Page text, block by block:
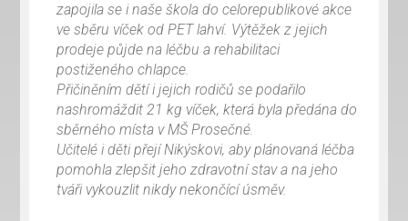
zapojila se i naše škola do celorepublikové akce
ve sběru víček od PET lahví. Výtěžek z jejich
prodeje půjde na léčbu a rehabilitaci
postiženého chlapce.
Přičiněním dětí i jejich rodičů se podařilo
nashromáždit 21 kg víček, která byla předána do
sběrného místa v MŠ Prosečné.
Učitelé i děti přejí Nikýskovi, aby plánovaná léčba
pomohla zlepšit jeho zdravotní stav a na jeho
tváři vykouzlit nikdy nekončící úsměv.